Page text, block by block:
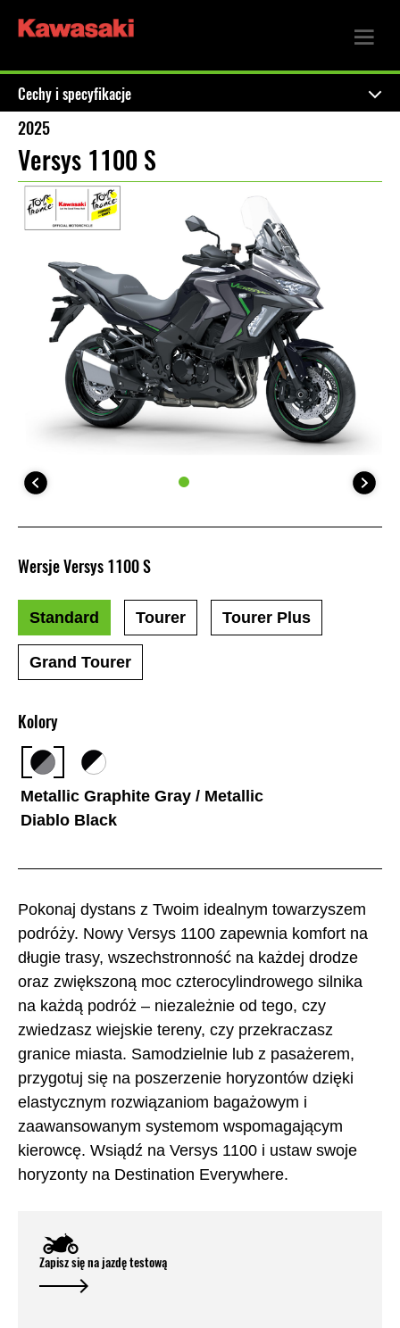
Cechy i specyfikacje
2025
Versys 1100 S
Pokonaj dystans z Twoim idealnym towarzyszem
podróży. Nowy Versys 1100 zapewnia komfort na
długie trasy, wszechstronność na każdej drodze
oraz zwiększoną moc czterocylindrowego silnika
na każdą podróż – niezależnie od tego, czy
zwiedzasz wiejskie tereny, czy przekraczasz
granice miasta. Samodzielnie lub z pasażerem,
przygotuj się na poszerzenie horyzontów dzięki
elastycznym rozwiązaniom bagażowym i
zaawansowanym systemom wspomagającym
kierowcę. Wsiądź na Versys 1100 i ustaw swoje
horyzonty na Destination Everywhere.
Kolory
Metallic Graphite Gray / Metallic
Diablo Black
Wersje Versys 1100 S
Standard Tourer Tourer Plus
Grand Tourer
Zapisz się na jazdę testową